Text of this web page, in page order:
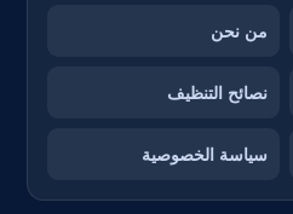
من نحن
نصائح التنظيف
سياسة الخصوصية